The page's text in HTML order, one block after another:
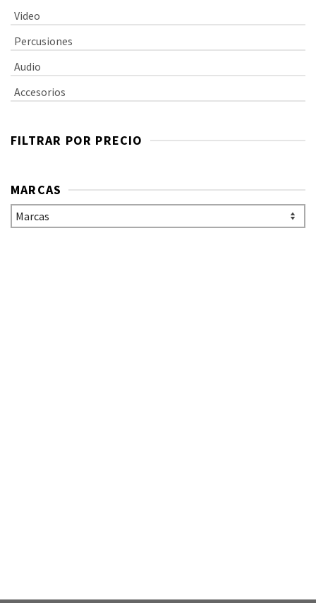
Video
Percusiones
Audio
Accesorios
FILTRAR POR PRECIO
MARCAS